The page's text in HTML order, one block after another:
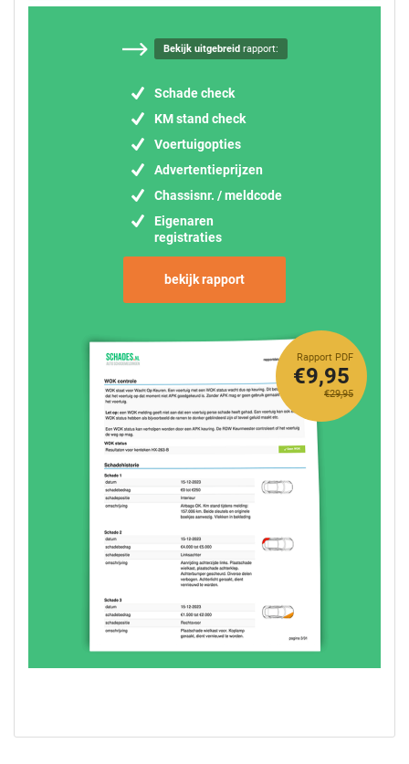
Bekijk uitgebreid rapport:
Schade check
KM stand check
Voertuigopties
Advertentieprijzen
Chassisnr. / meldcode
Eigenaren
registraties
bekijk rapport
Rapport PDF
€29,95
€9,95